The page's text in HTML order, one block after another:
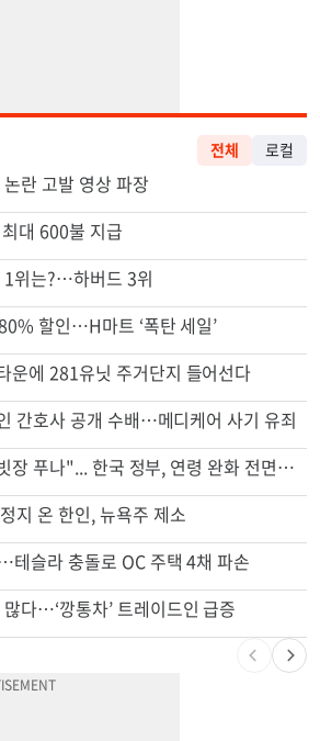
란 고발 영상 파장
대 600불 지급
1위는?…하버드 3위
할인…H마트 ‘폭탄 세일’
운에 281유닛 주거단지 들어선다
간호사 공개 수배…메디케어 사기 유죄
지 온 한인, 뉴욕주 제소
슬라 충돌로 OC 주택 4채 파손